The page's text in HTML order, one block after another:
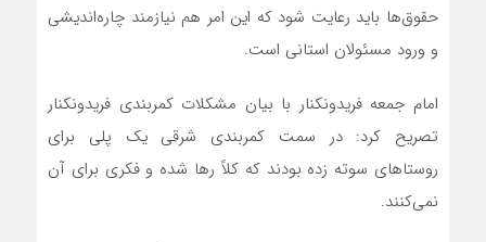
حقوق‌ها باید رعایت شود که این امر هم نیازمند چاره‌اندیشی
و ورود مسئولان استانی است.
امام جمعه فریدونکنار با بیان مشکلات کمربندی فریدونکنار
تصریح کرد: در سمت کمربندی شرقی یک پلی برای
روستاهای سوته زده بودند که کلاً رها شده و فکری برای آن
نمی‌کنند.